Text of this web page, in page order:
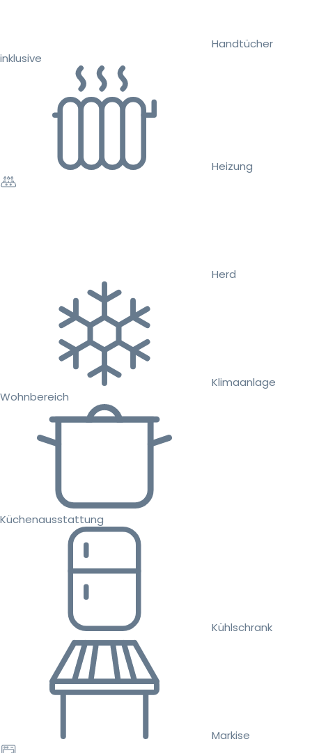
Handtücher
inklusive
Heizung
Herd
Klimaanlage
Wohnbereich
Küchenausstattung
Kühlschrank
Markise